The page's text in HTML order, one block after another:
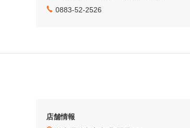
0883-52-2526
店舗情報